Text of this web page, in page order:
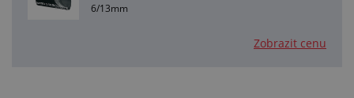
6/13mm
Zobrazit cenu